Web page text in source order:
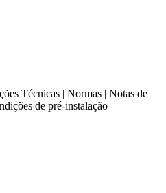
Técnicas | Normas | Notas de
de pré-instalação